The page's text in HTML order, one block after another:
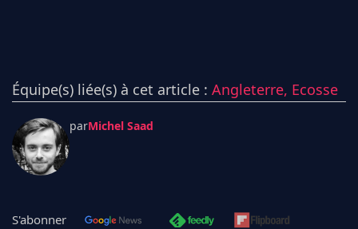
Équipe(s) liée(s) à cet article : Angleterre, Ecosse
parMichel Saad
S'abonner